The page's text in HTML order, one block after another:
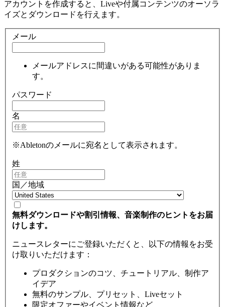
アカウントを作成すると、Liveや付属コンテンツのオーソラ
イズとダウンロードを行えます。
メール
メールアドレスに間違いがある可能性がありま
す。
パスワード
名
※Abletonのメールに宛名として表示されます。
姓
国／地域
無料ダウンロードや割引情報、音楽制作のヒントをお届
けします。
ニュースレターにご登録いただくと、以下の情報をお受
け取りいただけます：
プロダクションのコツ、チュートリアル、制作ア
イデア
無料のサンプル、プリセット、Liveセット
限定オファーやイベント情報など